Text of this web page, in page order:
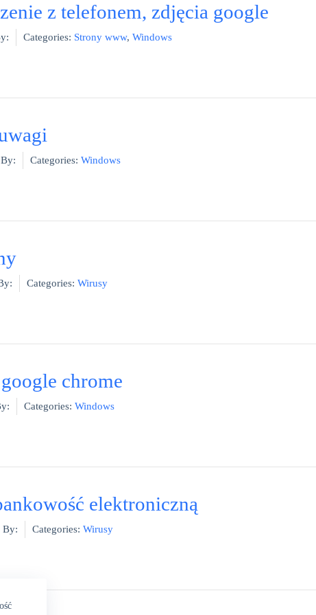
z telefonem, zdjęcia google
Categories: Strony www, Windows
By: Categories: Windows
Categories: Wirusy
chrome
Categories: Windows
elektroniczną
By: Categories: Wirusy